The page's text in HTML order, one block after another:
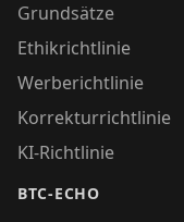
Grundsätze
Ethikrichtlinie
Werberichtlinie
Korrekturrichtlinie
KI-Richtlinie
BTC-ECHO